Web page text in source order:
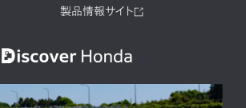
製品情報サイト